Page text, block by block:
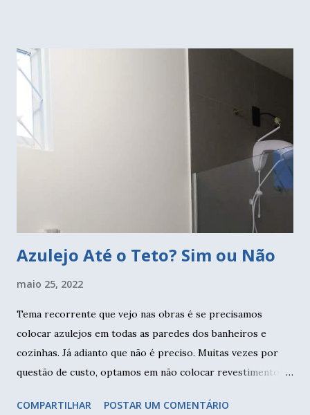
parte de trás com zíper. Dois pedaços de tecido e almofada
dobrada como molde. Deixei uma margem de mais ou
menos dois dedos em volta. Escolhi um jeans stretcht que é
mais maleável que já tinha em casa. Vamos colocar o zíper
para poder tirar a capa para lavar. Separe um tecido,
coloque o zíper com o cursor para baixo, e faça uma
costura na parte superior, unindo os dois. Agora vamos
unir a outra parte do tecido. Faça da mesma form...
Azulejo Até o Teto? Sim ou Não
maio 25, 2022
Tema recorrente que vejo nas obras é se precisamos
colocar azulejos em todas as paredes dos banheiros e
cozinhas. Já adianto que não é preciso. Muitas vezes por
questão de custo, optamos em não colocar revestimento
no box e meia parede no restante do banheiro. Nem foi por
COMPARTILHAR
POSTAR UM COMENTÁRIO